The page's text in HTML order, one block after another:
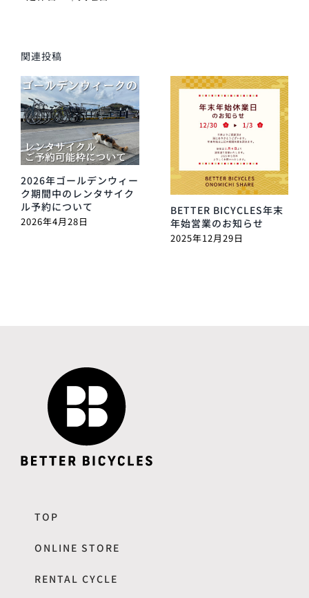
関連投稿
2026年ゴールデンウィー
ク期間中のレンタサイク
ル予約について
2026年4月28日
BETTER BICYCLES年末
年始営業のお知らせ
2025年12月29日
TOP
ONLINE STORE
RENTAL CYCLE